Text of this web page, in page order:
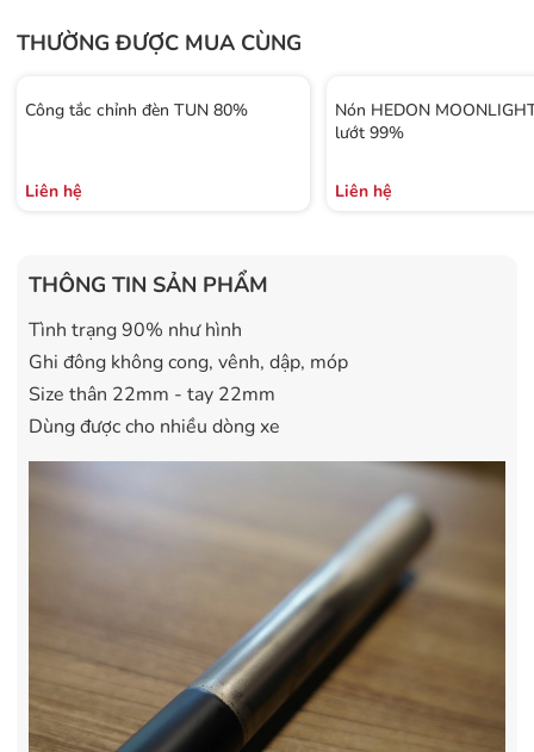
THƯỜNG ĐƯỢC MUA CÙNG
Công tắc chỉnh đèn TUN 80%
Liên hệ
Nón HEDON
lướt 99%
Liên hệ
THÔNG TIN SẢN PHẨM
Tình trạng 90% như hình
Ghi đông không cong, vênh, dập, móp
Size thân 22mm - tay 22mm
Dùng được cho nhiều dòng xe